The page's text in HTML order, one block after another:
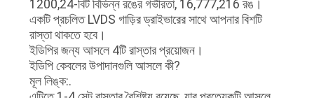
মামলা
একটি
উদ্ধৃতি
1200,24-বিট বিভিন্ন রঙের গভীরতা, 16,777,216 রঙ।
একটি প্রচলিত LVDS গাড়ির ড্রাইভারের সাথে আপনার বিশটি
রাস্তা থাকতে হবে।
ইডিপির জন্য আসলে 4টি রাস্তার প্রয়োজন।
ইডিপি কেবলের উপাদানগুলি আসলে কী?
মূল লিঙ্ক:.